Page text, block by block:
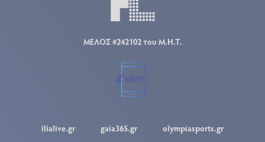
ΜΕΛΟΣ #242102 του Μ.Η.Τ.
ilialive.gr gaia365.gr
olympiasports.gr